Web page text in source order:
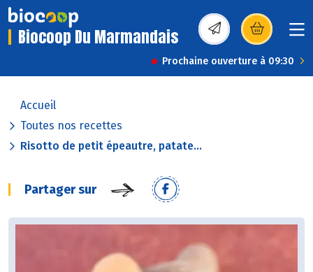
Biocoop Du Marmandais (s’ouvre dans une
Prochaine ouverture à 09:30
Accueil
Toutes nos recettes
Risotto de petit épeautre, patate...
Partager sur